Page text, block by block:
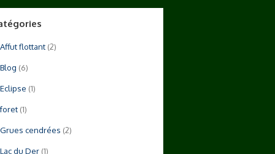
Affut flottant (2)
Blog (6)
Eclipse (1)
foret (1)
Grues cendrées (2)
Lac du Der (1)